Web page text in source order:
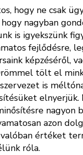
hogy ne csak
nagyban
is igyekszünk
fejlődésre,
képzéséről,
tölt el
is
elnyerjük.
nagyon
azon
valóban értéket
róla.